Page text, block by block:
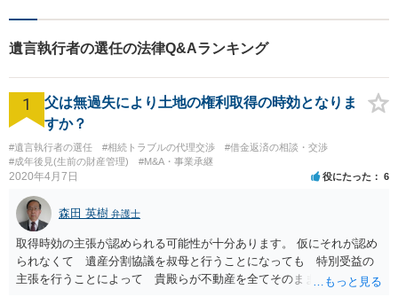
遺言執行者の選任の法律Q&Aランキング
1
父は無過失により土地の権利取得の時効となりま
すか？
#遺言執行者の選任 #相続トラブルの代理交渉
#借金返済の相談・交渉
#成年後見(生前の財産管理)
#M&A・事業承継
2020年4月7日 役にたった 6
森田 英樹 弁護士
取得時効の主張が認められる可能性が十分あります。 仮にそれが認め
られなくて 遺産分割協議を叔母と行うことになっても 特別受益の
主張を行うことによって 貴殿らが不動産を全てそのまま取得できる